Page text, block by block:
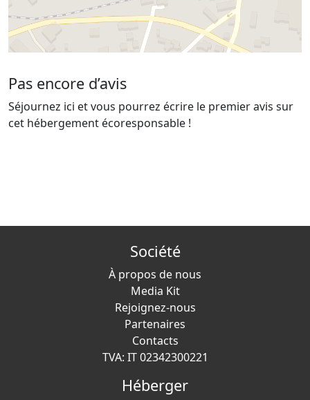
Pas encore d’avis
Séjournez ici et vous pourrez écrire le premier avis sur
cet hébergement écoresponsable !
Société
À propos de nous
Media Kit
Rejoignez-nous
Partenaires
Contacts
TVA: IT 02342300221
Héberger